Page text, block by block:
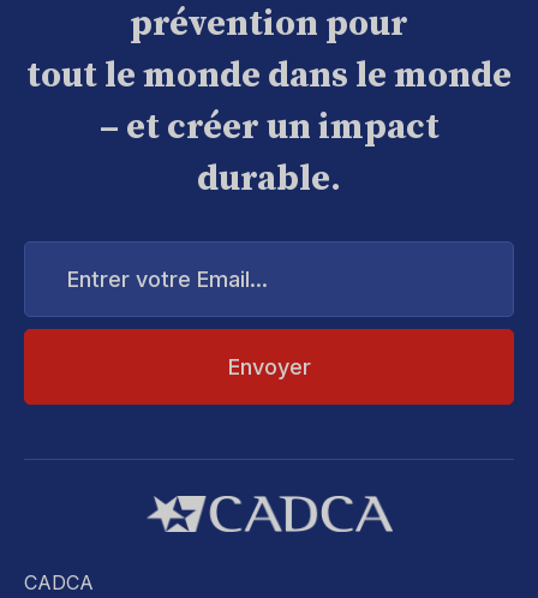
prévention pour
tout le monde dans le monde
– et créer un impact
durable.
Entrer
Email...
CADCA